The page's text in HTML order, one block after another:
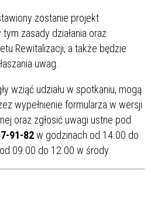
zostanie projekt
zasady działania oraz
Rewitalizacji, a także będzie
uwag.
wziąć udziału w spotkaniu, mogą
wypełnienie formularza w wersji
oraz zgłosić uwagi ustne pod
91-82w godzinach od 14.00 do
09.00 do 12.00 w środy.